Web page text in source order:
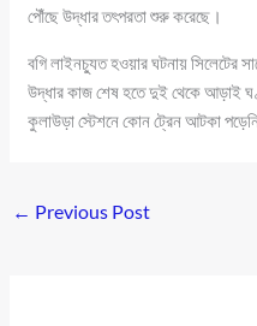
পৌঁছে উদ্ধার তৎপরতা শুরু করেছে।
বগি লাইনচ্যুত হওয়ার ঘটনায় সিলেটের
উদ্ধার কাজ শেষ হতে দুই থেকে আড়াই
কুলাউড়া স্টেশনে কোন ট্রেন আটকা
← Previous Post